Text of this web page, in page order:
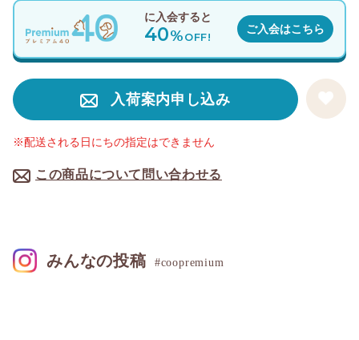
入荷案内申し込み
この商品について問い合わせる
※配送される日にちの指定はできません
に入会すると
40%OFF!
ご入会はこちら
みんなの投稿 #coopremium